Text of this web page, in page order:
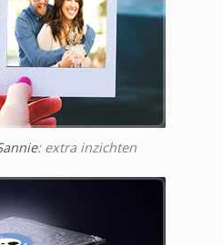
: extra inzichten